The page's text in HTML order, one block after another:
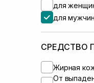
для
для мужчин
СРЕДСТВО
Жирная
От